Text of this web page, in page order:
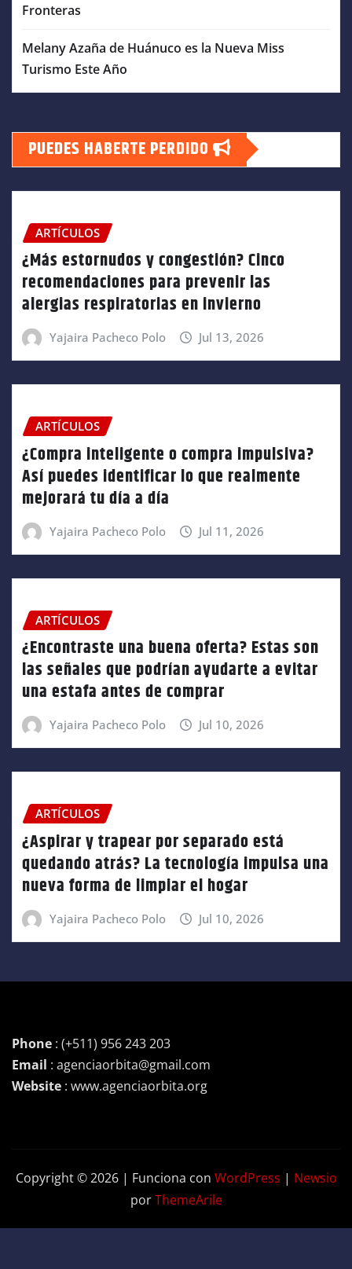
Fronteras
Melany Azaña de Huánuco es la Nueva Miss
Turismo Este Año
PUEDES HABERTE PERDIDO
ARTÍCULOS
¿Más estornudos y congestión? Cinco
recomendaciones para prevenir las
alergias respiratorias en invierno
Yajaira Pacheco Polo Jul 13, 2026
ARTÍCULOS
¿Compra inteligente o compra impulsiva?
Así puedes identificar lo que realmente
mejorará tu día a día
Yajaira Pacheco Polo Jul 11, 2026
ARTÍCULOS
¿Encontraste una buena oferta? Estas son
las señales que podrían ayudarte a evitar
una estafa antes de comprar
Yajaira Pacheco Polo Jul 10, 2026
ARTÍCULOS
¿Aspirar y trapear por separado está
quedando atrás? La tecnología impulsa una
nueva forma de limpiar el hogar
Yajaira Pacheco Polo Jul 10, 2026
Phone : (+511) 956 243 203
Email : agenciaorbita@gmail.com
Website : www.agenciaorbita.org
Copyright © 2026 | Funciona con WordPress | Newsio
porThemeArile